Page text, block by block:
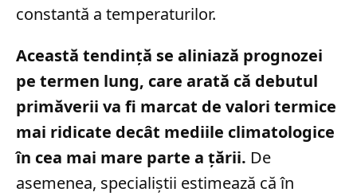
constantă a temperaturilor.
Această tendință se aliniază prognozei
pe termen lung, care arată că debutul
primăverii va fi marcat de valori termice
mai ridicate decât mediile climatologice
în cea mai mare parte a țării. De
asemenea, specialiștii estimează că în